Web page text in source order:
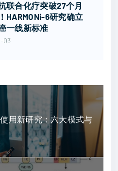
联合化疗突破27个月
HARMONi-6研究确立
一线新标准
03
用新研究：六大模式与